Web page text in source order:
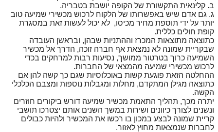
ב. קלינאית התקשורת של הקופה יושבת בטבריה.
ג. גם אדם שיש באפשרותו של הלקוח לרכוש מכשירי שמיעה טוב
יותר על ידי תוספת מחיר מכיסו, לא יכול לעשות זאת במסגרת
קופת חולים כללית.
כתוצאה מתוצאות המכרז וההתניות שבהן, ובראשן העובדה
שבקריית שמונה לא נמצאת אף חברה זוכה, הדרך אל מכשיר
השמיעה כרוך בטרטור ממושך, נסיעות רבות למרחקים בכדי
לרכוש מכשירי שמיעה מהמצאי של החברות.
ההחלטה הזאת פוגעת קשות באוכלוסיות שגם כך קשה להן אם
כתוצאה מגילן המתקדם, מחלות ומגבלות נוספות ומצבם הכלכלי
הקשה.
יתרה מכך, תהליך התאמת מכשיר שמיעה דורש ביקורים חוזרים
ונשנים לצורך כיוונים ושירות במשך השנים אותם יצטרכו תושבי
קריית שמונה לבצע במכון בו רכשו את המכשיר ולהיות כבולים
לחברות שנמצאות מחוץ לאזור.